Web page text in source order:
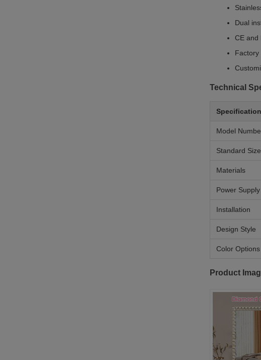
Dual
CE and
Factory
Technical
Specification
Model
Standard Size
Materials
Power Supply
Installation
Design Style
Color Options
Product